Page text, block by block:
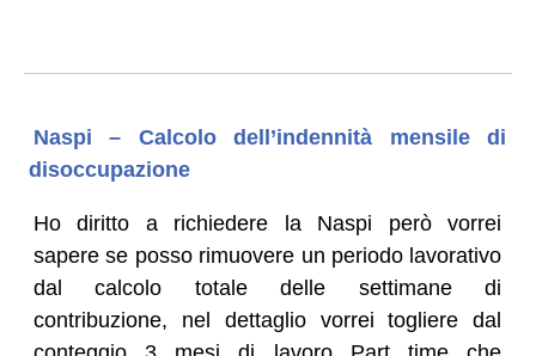
Naspi – Calcolo dell’indennità mensile di
disoccupazione
Ho diritto a richiedere la Naspi però vorrei
sapere se posso rimuovere un periodo lavorativo
dal calcolo totale delle settimane di
contribuzione, nel dettaglio vorrei togliere dal